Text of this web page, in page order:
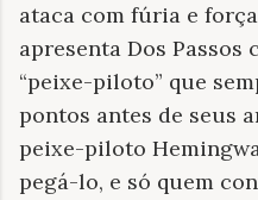
ataca com fúria e
apresenta Dos
“peixe-piloto” que
pontos antes de seus
peixe-piloto
pegá-lo, e só quem